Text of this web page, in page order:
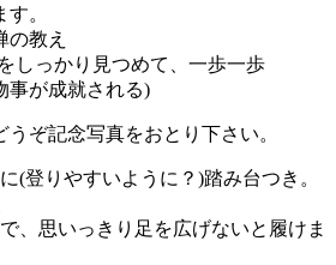
。
教え
しっかり見つめて、一歩一歩
事が成就される)
ぞ記念写真をおとり下さい。
(登りやすいように？)踏み台つき。
、思いっきり足を広げないと履けま